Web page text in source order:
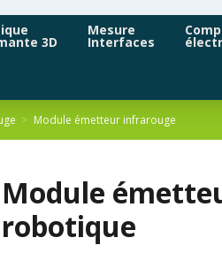
3D
Mesure
Interfaces
Module émetteur infrarouge
Module
robotique